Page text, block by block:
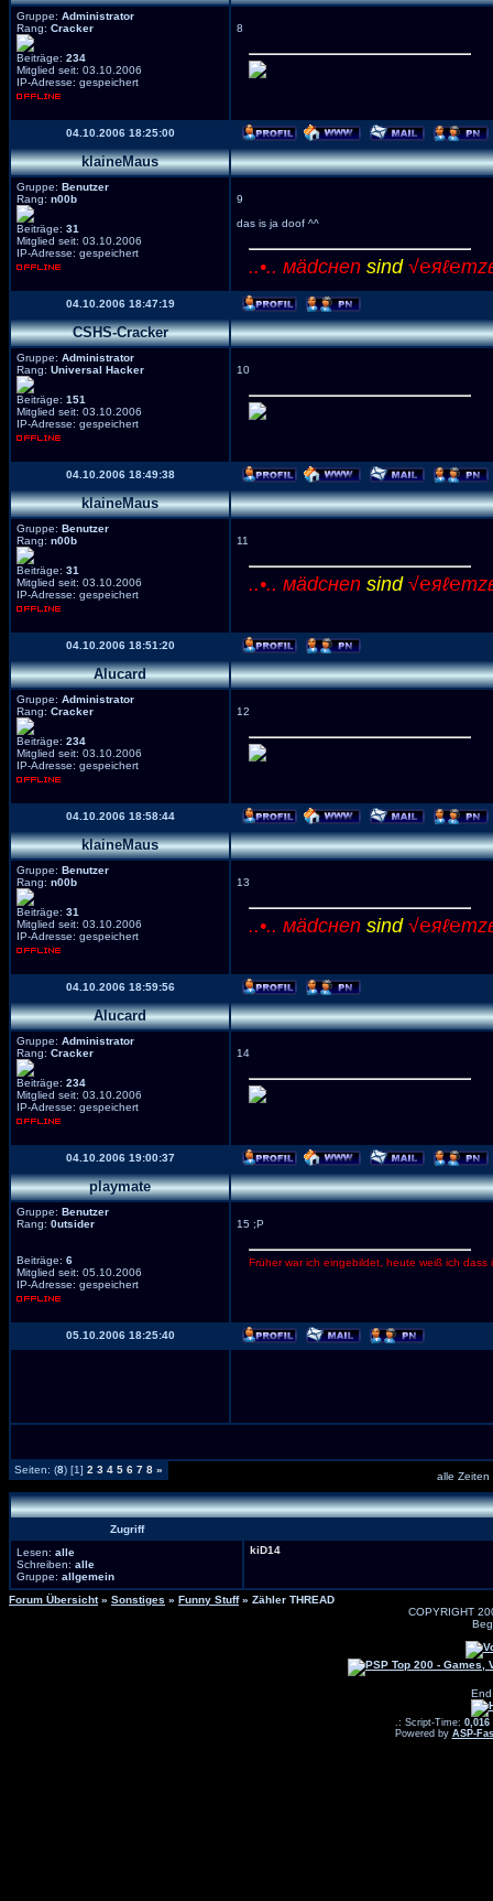
Gruppe: Administrator
Rang: Cracker
Beiträge: 234
Mitglied seit: 03.10.2006
IP-Adresse: gespeichert
8
04.10.2006 18:25:00
klaineMaus
Gruppe: Benutzer
Rang: n00b
Beiträge: 31
Mitglied seit: 03.10.2006
IP-Adresse: gespeichert
9
das is ja doof ^^
..•.. мädcнen sind
04.10.2006 18:47:19
CSHS-Cracker
Gruppe: Administrator
Rang: Universal Hacker
Beiträge: 151
Mitglied seit: 03.10.2006
IP-Adresse: gespeichert
10
04.10.2006 18:49:38
klaineMaus
Gruppe: Benutzer
Rang: n00b
Beiträge: 31
Mitglied seit: 03.10.2006
IP-Adresse: gespeichert
11
..•.. мädcнen sind
04.10.2006 18:51:20
Alucard
Gruppe: Administrator
Rang: Cracker
Beiträge: 234
Mitglied seit: 03.10.2006
IP-Adresse: gespeichert
12
04.10.2006 18:58:44
klaineMaus
Gruppe: Benutzer
Rang: n00b
Beiträge: 31
Mitglied seit: 03.10.2006
IP-Adresse: gespeichert
13
..•.. мädcнen sind
04.10.2006 18:59:56
Alucard
Gruppe: Administrator
Rang: Cracker
Beiträge: 234
Mitglied seit: 03.10.2006
IP-Adresse: gespeichert
14
04.10.2006 19:00:37
playmate
Gruppe: Benutzer
Rang: 0utsider
Beiträge: 6
Mitglied seit: 05.10.2006
IP-Adresse: gespeichert
15 ;P
Früher war ich eingebildet, heute weiß ich dass
05.10.2006 18:25:40
Seiten: (8) [1] 2 3 4 5 6 7 8 »
alle
Zugriff
Lesen: alle
Schreiben: alle
Gruppe: allgemein
kiD14
Forum Übersicht » Sonstiges » Funny Stuff » Zähler THREAD
COPYRIGHT
.: Script-Time: 0,016
Powered by ASP-